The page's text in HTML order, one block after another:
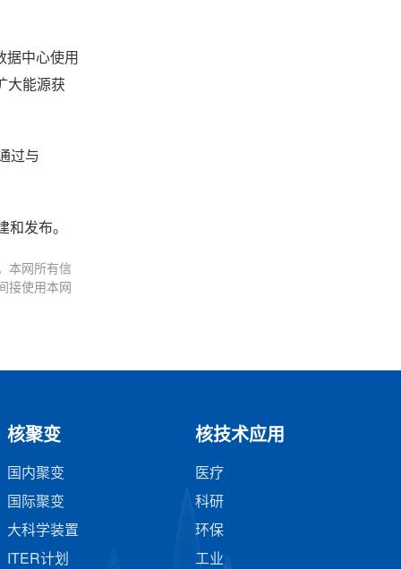
据中心使用
大能源获
过与
发布。
本网所有信
接使用本网
核聚变
国内聚变
国际聚变
大科学装置
ITER计划
核技术应用
医疗
科研
环保
工业